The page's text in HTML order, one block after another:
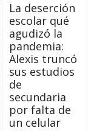
La deserción
escolar qué
agudizó la
pandemia:
Alexis truncó
sus estudios
de
secundaria
por falta de
un celular